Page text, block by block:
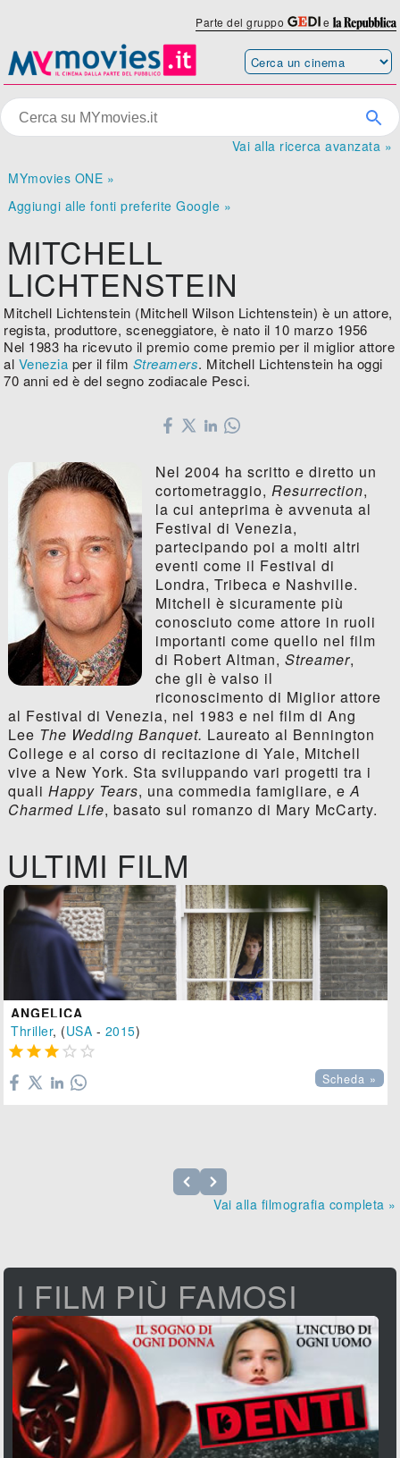
Parte del gruppo e
Vai alla ricerca avanzata »
MYmovies ONE »
Aggiungi alle fonti preferite Google »
MITCHELL
LICHTENSTEIN
Mitchell Lichtenstein (Mitchell Wilson Lichtenstein) è un attore,
regista, produttore, sceneggiatore, è nato il 10 marzo 1956
Nel 1983 ha ricevuto il premio come premio per il miglior attore
al Venezia per il film Streamers. Mitchell Lichtenstein ha oggi
70 anni ed è del segno zodiacale Pesci.
Nel 2004 ha scritto e diretto un
cortometraggio, Resurrection,
la cui anteprima è avvenuta al
Festival di Venezia,
partecipando poi a molti altri
eventi come il Festival di
Londra, Tribeca e Nashville.
Mitchell è sicuramente più
conosciuto come attore in ruoli
importanti come quello nel film
di Robert Altman, Streamer,
che gli è valso il
riconoscimento di Miglior attore
al Festival di Venezia, nel 1983 e nel film di Ang
Lee The Wedding Banquet. Laureato al Bennington
College e al corso di recitazione di Yale, Mitchell
vive a New York. Sta sviluppando vari progetti tra i
quali Happy Tears, una commedia famigliare, eA
Charmed Life, basato sul romanzo di Mary McCarty.
ULTIMI FILM
ANGELICA
Thriller, (USA - 2015)
    
Scheda »
Vai alla filmografia completa »
I FILM PIÙ FAMOSI